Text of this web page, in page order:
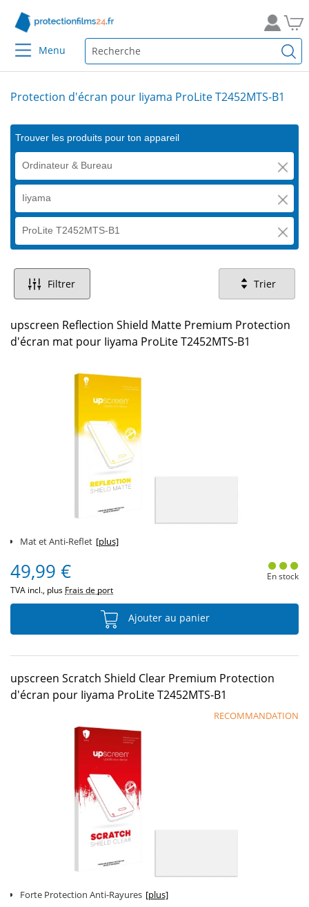
Menu
Protection d'écran pour Iiyama ProLite T2452MTS-B1
Trouver les produits pour ton appareil
Ordinateur & Bureau
Iiyama
ProLite T2452MTS-B1
Filtrer Trier
upscreen Reflection Shield Matte Premium Protection
d'écran mat pour Iiyama ProLite T2452MTS-B1
Mat et Anti-Reflet [plus]
49,99 €
TVA incl., plus Frais de port
En stock
Ajouter au panier
upscreen Scratch Shield Clear Premium Protection
d'écran pour Iiyama ProLite T2452MTS-B1
RECOMMANDATION
Forte Protection Anti-Rayures [plus]